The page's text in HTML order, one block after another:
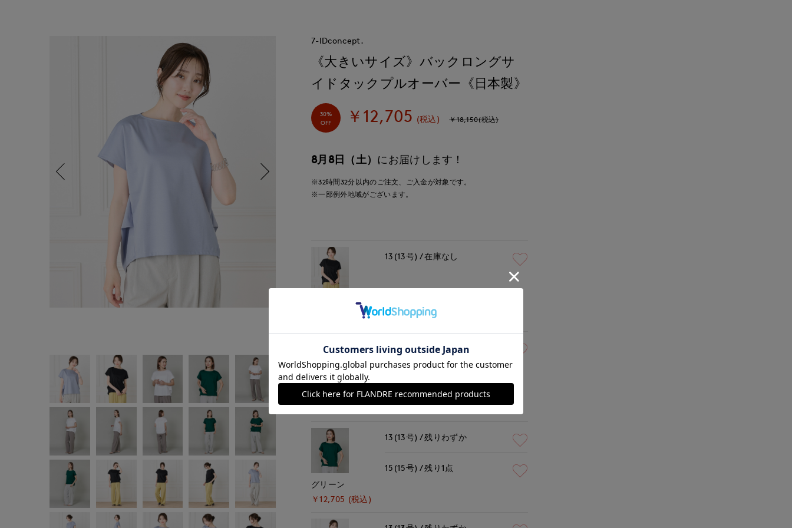
7-IDconcept.
《大きいサイズ》バックロングサ
イドタックプルオーバー《日本製》
30%
OFF
￥12,705 (税込) ￥18,150(税込)
8月8日（土） にお届けします！
※32時間32分以内のご注文、ご入金が対象です。
※一部例外地域がございます。
￥12,705 (税込)
13(13号) 在庫なし
オフホワイト
￥12,705 (税込)
13(13号) 在庫なし
グリーン
￥12,705 (税込)
13(13号) 残りわずか
15(15号) 残り1点